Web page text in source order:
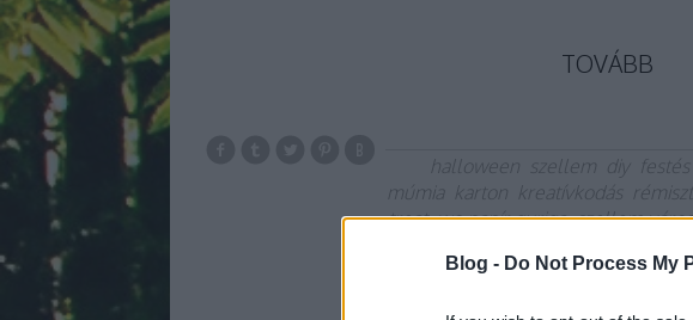
Blog - Do Not Process My
TOVÁBB
halloween
szellem diy festés
múmia
karton kreatívkodás
treat wc-papír guriga szellem város